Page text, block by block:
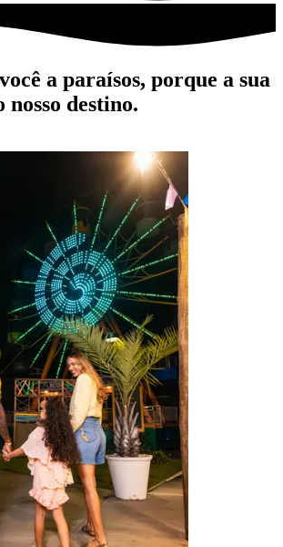
a paraísos, porque a sua
nosso destino.